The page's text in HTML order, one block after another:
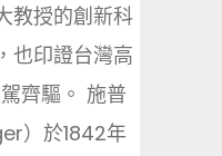
教授的創新科
也印證台灣高
齊驅。 施普
）於1842年